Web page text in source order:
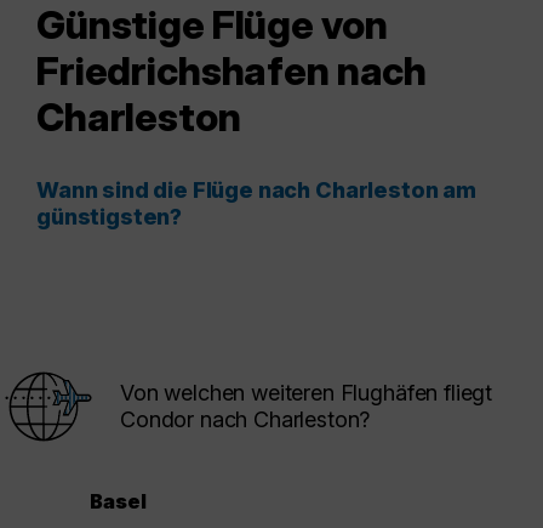
Günstige Flüge von
Friedrichshafen nach
Charleston
Wann sind die Flüge nach Charleston am
günstigsten?
Von welchen weiteren Flughäfen fliegt
Condor nach Charleston?
Basel